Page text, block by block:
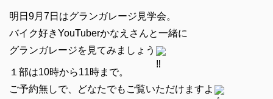
明日9月7日はグランガレージ見学会。
バイク好きYouTuberかなえさんと一緒に
グランガレージを見てみましょう
１部は10時から11時まで。
ご予約無しで、どなたでもご覧いただけますよ